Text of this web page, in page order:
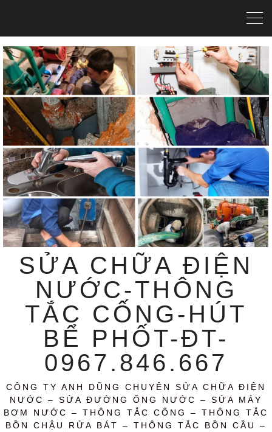
SỬA CHỮA ĐIỆN
NƯỚC-THÔNG
TẮC CỐNG-HÚT
BỂ PHỐT-ĐT-
0967.846.667
CÔNG TY ANH DŨNG CHUYÊN SỬA CHỮA ĐIỆN
NƯỚC – SỬA ĐƯỜNG ỐNG NƯỚC – SỬA MÁY
BƠM NƯỚC – THÔNG TẮC CỐNG – THÔNG TẮC
BỒN CHẬU RỬA BÁT – THÔNG TẮC BỒN CẦU –